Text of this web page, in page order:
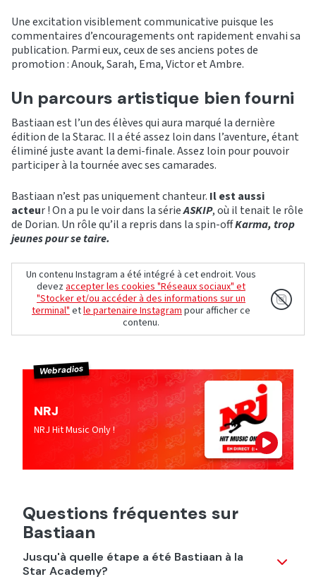
Une excitation visiblement communicative puisque les
commentaires d’encouragements ont rapidement envahi sa
publication. Parmi eux, ceux de ses anciens potes de
promotion : Anouk, Sarah, Ema, Victor et Ambre.
Un parcours artistique bien fourni
Bastiaan est l’un des élèves qui aura marqué la dernière
édition de la Starac. Il a été assez loin dans l’aventure, étant
éliminé juste avant la demi-finale. Assez loin pour pouvoir
participer à la tournée avec ses camarades.
Bastiaan n’est pas uniquement chanteur. Il est aussi
acteur ! On a pu le voir dans la sérieASKIP, où il tenait le rôle
de Dorian. Un rôle qu’il a repris dans la spin-offKarma, trop
jeunes pour se taire.
Un contenu Instagram a été intégré à cet endroit. Vous
devezaccepter les cookies "Réseaux sociaux" et
"Stocker et/ou accéder à des informations sur un
terminal"etle partenaire Instagrampour afficher ce
contenu.
Webradios
NRJ
NRJ Hit Music Only !
Questions fréquentes sur
Bastiaan
Jusqu'à quelle étape a été Bastiaan à la
Star Academy?